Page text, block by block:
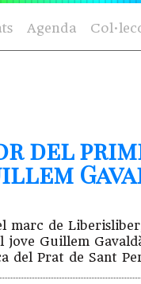
Agenda
del
marc de
jove Guillem
del Prat de Sant